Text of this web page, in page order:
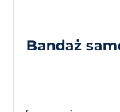
Bandaż